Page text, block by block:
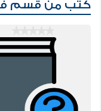
كتب من قسم